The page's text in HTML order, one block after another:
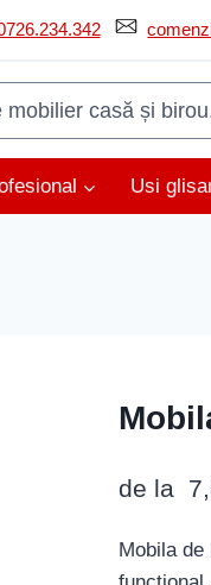
mobilier casă și
Usi
de la
Mobila